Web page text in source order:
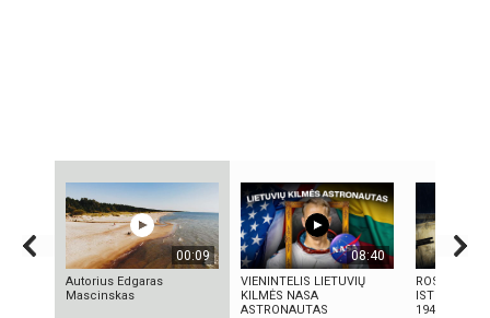
00:09
Autorius Edgaras
Mascinskas
08:40
VIENINTELIS LIETUVIŲ
KILMĖS NASA
ASTRONAUTAS
ROSVELO
ISTORIJA:
1947-